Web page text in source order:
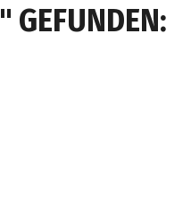
GEFUNDEN: